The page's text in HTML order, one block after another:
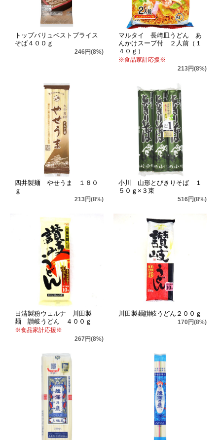
トップバリュベストプライス
そば４００ｇ
246円(8%)
マルタイ 長崎皿うどん あ
んかけスープ付 ２人前（１
４０ｇ）
※食品家計応援※
213円(8%)
四井製麺 やせうま １８０
ｇ
213円(8%)
小川 山形とびきりそば １
５０ｇ×３束
516円(8%)
日清製粉ウェルナ 川田製
麺 讃岐うどん ４００ｇ
※食品家計応援※
267円(8%)
川田製麺讃岐うどん２００ｇ
170円(8%)